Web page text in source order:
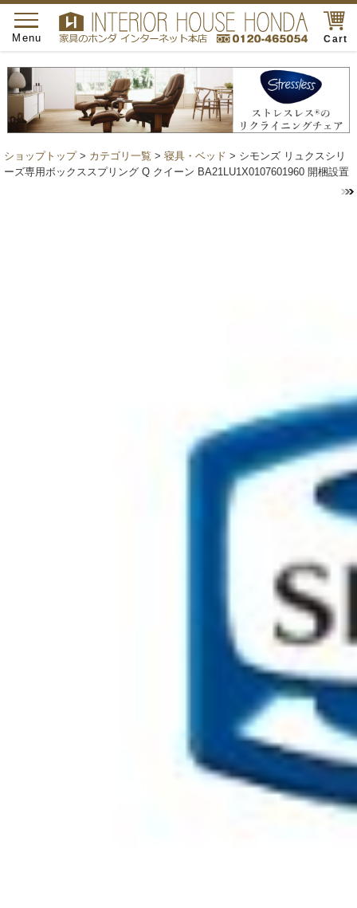
Cart
toggle
navigation
Menu
ショップトップ> カテゴリ一覧 > 寝具・ベッド > シモンズ リュクスシリ
ーズ専用ボックススプリング Q クイーン BA21LU1X0107601960 開梱設置